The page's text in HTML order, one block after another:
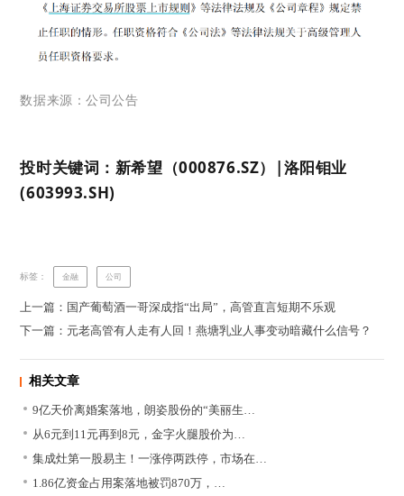
数据来源：公司公告
投时关键词：新希望（000876.SZ）|洛阳钼业
(603993.SH)
标签： 金融 公司
上一篇：国产葡萄酒一哥深成指“出局”，高管直言短期不乐观
下一篇：元老高管有人走有人回！燕塘乳业人事变动暗藏什么信号？
相关文章
9亿天价离婚案落地，朗姿股份的“美丽生…
从6元到11元再到8元，金字火腿股价为…
集成灶第一股易主！一涨停两跌停，市场在…
1.86亿资金占用案落地被罚870万，…